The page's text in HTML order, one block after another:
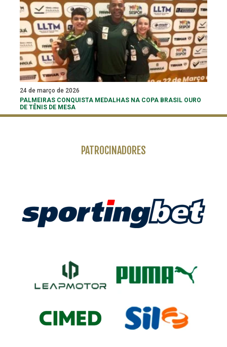
24 de março de 2026
PALMEIRAS CONQUISTA MEDALHAS NA COPA BRASIL OURO
DE TÊNIS DE MESA
PATROCINADORES